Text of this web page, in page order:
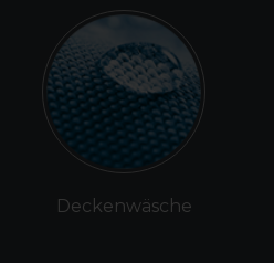
Deckenwäsche